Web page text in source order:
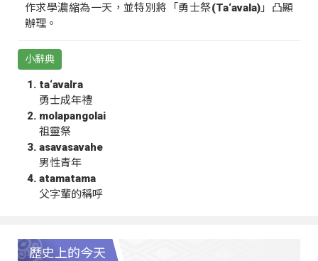
作求學濃縮為一天，並特別將「勇士祭(Ta‘avala)」凸顯
辦理。
小辭典
ta‘avalra
勇士成年禮
molapangolai
祖靈祭
asavasavahe
男性青年
atamatama
父字輩的稱呼
歷史上的今天